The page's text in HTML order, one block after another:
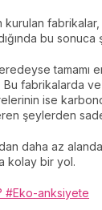
kurulan
bu sonuca
tamamı
Bu fabrikalarda
ise
şeylerden
daha az
kolay bir yol.
#Eko-anksiyete